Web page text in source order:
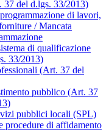
del d.lgs. 33/2013)
di lavori,
/ Mancata
di qualificazione
33/2013)
(Art. 37 del
pubblico (Art. 37
pubblici locali (SPL)
procedure di affidamento